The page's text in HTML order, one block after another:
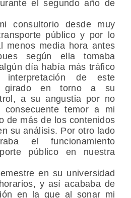
el segundo año de
consultorio desde muy
público y por lo
menos media hora antes
según ella tomaba
día había más tráfico
de este
girado en torno a su
a su angustia por no
temor a mi
de más de los contenidos
su análisis. Por otro lado
el funcionamiento
público en nuestra
en su universidad
y así acababa de
en la que al sonar mi